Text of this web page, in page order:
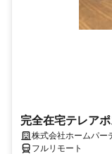
完全在宅テレア
株式会社ホームパー
フルリモート